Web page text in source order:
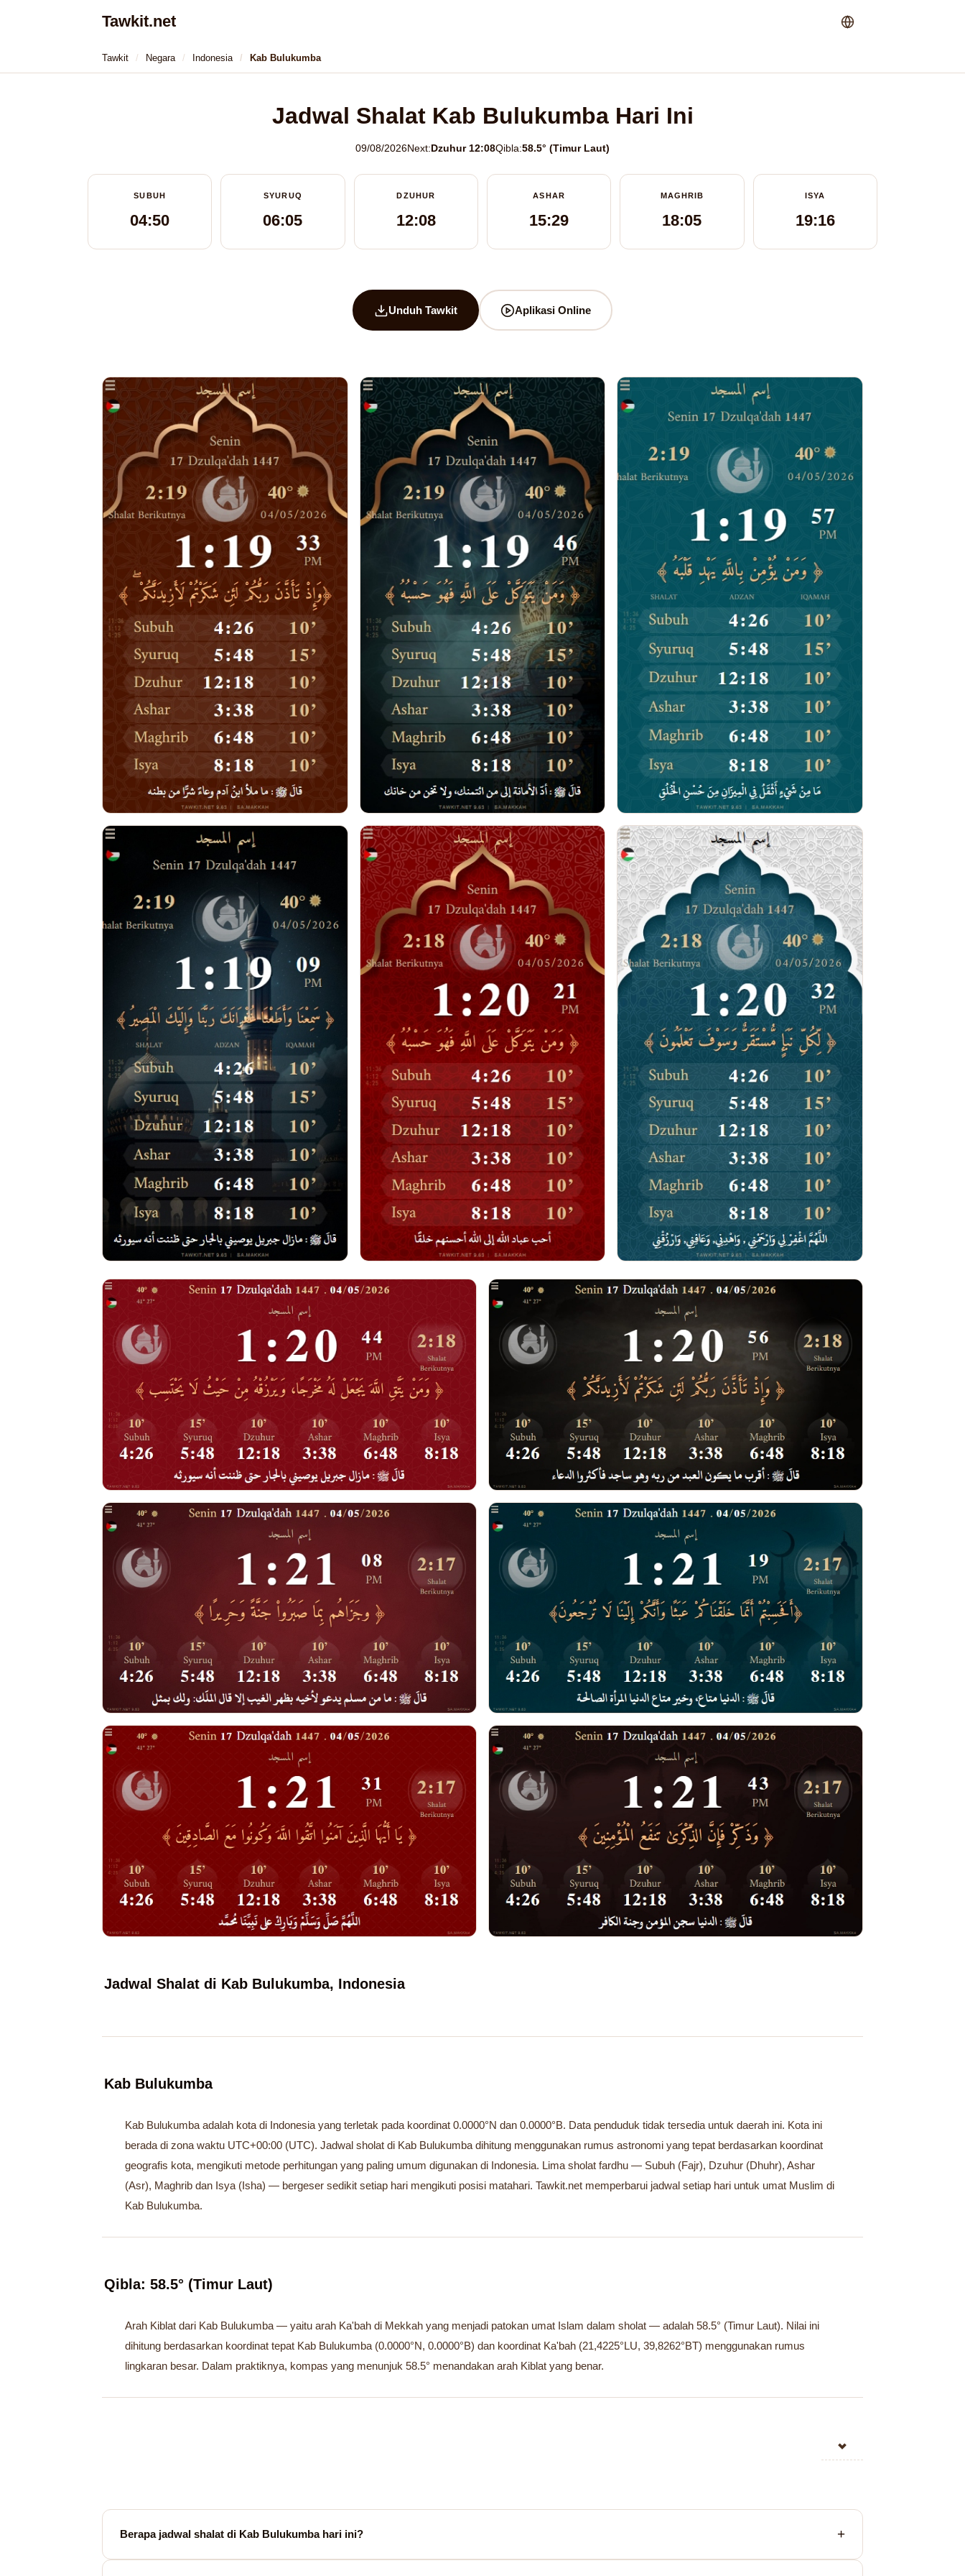
Tawkit.net
Tawkit Negara Indonesia Kab Bulukumba
Jadwal Shalat Kab Bulukumba Hari Ini
09/08/2026Next:Dzuhur 12:08Qibla:58.5° (Timur Laut)
SUBUH
04:50
SYURUQ
06:05
DZUHUR
12:08
ASHAR
15:29
MAGHRIB
18:05
ISYA
19:16
Unduh Tawkit Aplikasi Online
Jadwal Shalat di Kab Bulukumba, Indonesia
Kab Bulukumba
Kab Bulukumba adalah kota di Indonesia yang terletak pada koordinat 0.0000°N dan 0.0000°B. Data penduduk tidak tersedia untuk daerah ini. Kota ini
berada di zona waktu UTC+00:00 (UTC). Jadwal sholat di Kab Bulukumba dihitung menggunakan rumus astronomi yang tepat berdasarkan koordinat
geografis kota, mengikuti metode perhitungan yang paling umum digunakan di Indonesia. Lima sholat fardhu — Subuh (Fajr), Dzuhur (Dhuhr), Ashar
(Asr), Maghrib dan Isya (Isha) — bergeser sedikit setiap hari mengikuti posisi matahari. Tawkit.net memperbarui jadwal setiap hari untuk umat Muslim di
Kab Bulukumba.
Qibla: 58.5° (Timur Laut)
Arah Kiblat dari Kab Bulukumba — yaitu arah Ka'bah di Mekkah yang menjadi patokan umat Islam dalam sholat — adalah 58.5° (Timur Laut). Nilai ini
dihitung berdasarkan koordinat tepat Kab Bulukumba (0.0000°N, 0.0000°B) dan koordinat Ka'bah (21,4225°LU, 39,8262°BT) menggunakan rumus
lingkaran besar. Dalam praktiknya, kompas yang menunjuk 58.5° menandakan arah Kiblat yang benar.
Berapa jadwal shalat di Kab Bulukumba hari ini?